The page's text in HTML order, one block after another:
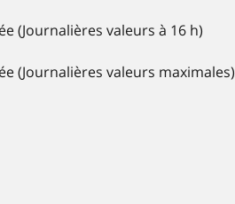
(Journalières valeurs à 16 h)
(Journalières valeurs maximales)